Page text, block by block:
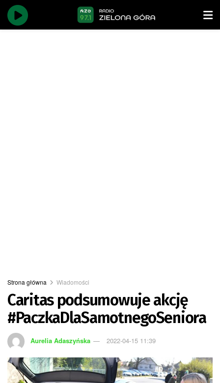
Strona główna Wiadomości
Caritas podsumowuje akcję
#PaczkaDlaSamotnegoSeniora
Aurelia Adaszyńska 2022-04-15 11:39